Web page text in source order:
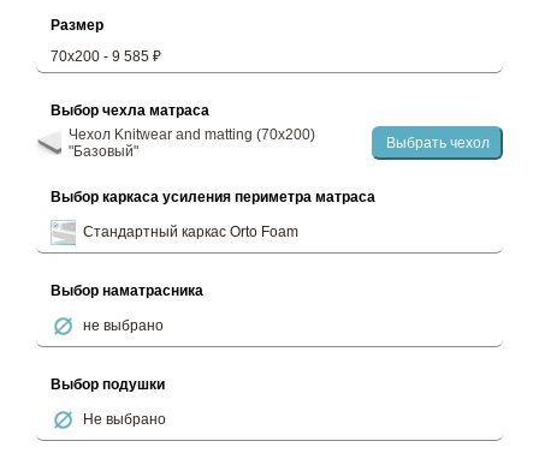
Размер
70х200 - 9 585 ₽
Выбор чехла матраса
Чехол Knitwear and matting (70х200)
"Базовый"
Выбрать чехол
Выбор каркаса усиления периметра матраса
Стандартный каркас Orto Foam
Выбор наматрасника
не выбрано
Выбор подушки
Не выбрано